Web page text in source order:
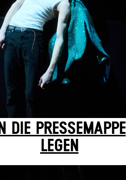
IN DIE PRESSEMAPPE
LEGEN